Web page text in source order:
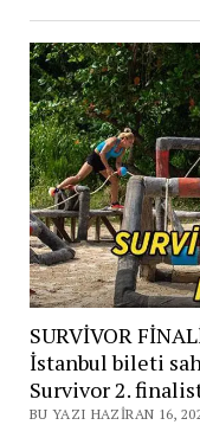
SURVİVOR
İstanbul bileti
Survivor 2.
BU YAZI HAZIRAN 16,